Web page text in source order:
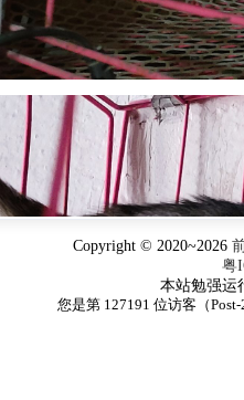
Copyright © 2020~2026
粤
本站勉强运
您是第 127191 位访客（